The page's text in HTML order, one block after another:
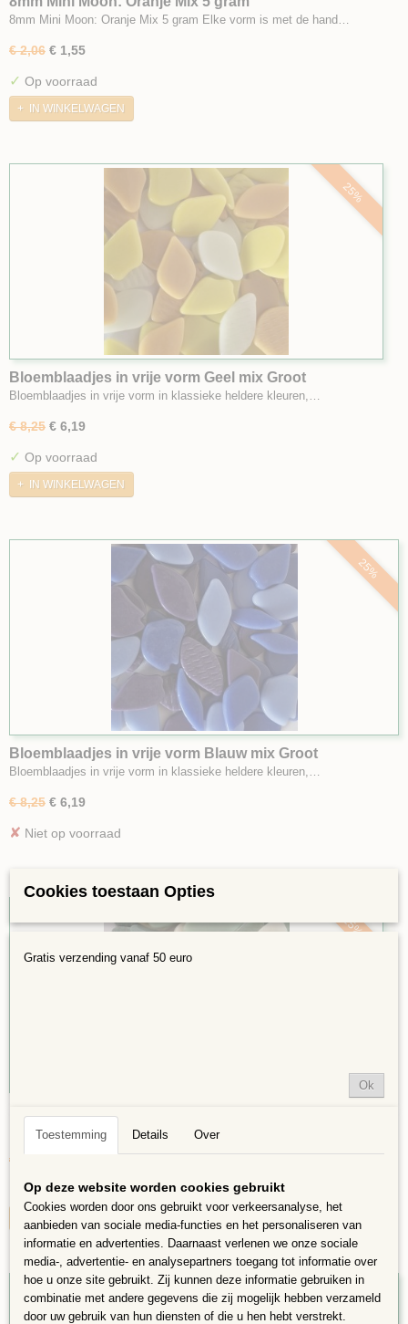
8mm Mini Moon: Oranje Mix 5 gram Elke vorm is met de hand…
€ 2,06 € 1,55
✓ Op voorraad
IN WINKELWAGEN
25%
Bloemblaadjes in vrije vorm Geel mix Groot
Bloemblaadjes in vrije vorm in klassieke heldere kleuren,…
€ 8,25 € 6,19
✓ Op voorraad
IN WINKELWAGEN
25%
Bloemblaadjes in vrije vorm Blauw mix Groot
Bloemblaadjes in vrije vorm in klassieke heldere kleuren,…
€ 8,25 € 6,19
✘ Niet op voorraad
25%
Bloemblaadjes in vrije vorm in klassieke heldere kleuren,…
€ 8,25
Op voorraad
IN WINKELWAGEN
25%
Cookies toestaan Opties
Gratis verzending vanaf 50 euro
Ok
Toestemming Details Over
Op deze website worden cookies gebruikt
Cookies worden door ons gebruikt voor verkeersanalyse, het
aanbieden van sociale media-functies en het personaliseren van
informatie en advertenties. Daarnaast verlenen we onze sociale
media-, advertentie- en analysepartners toegang tot informatie over
hoe u onze site gebruikt. Zij kunnen deze informatie gebruiken in
combinatie met andere gegevens die zij mogelijk hebben verzameld
door uw gebruik van hun diensten of die u hen hebt verstrekt.